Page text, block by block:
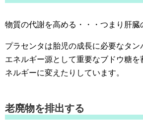
物質の代謝を高める・・・つまり肝臓
プラセンタは胎児の成長に必要なタン
エネルギー源として重要なブドウ糖を
ネルギーに変えたりしています。
老廃物を排出する